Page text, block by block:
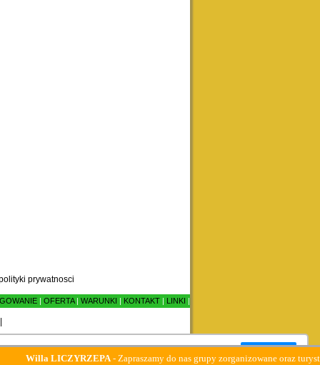
prywatnosci
| OFERTA| WARUNKI | KONTAKT | LINKI |
LICZYRZEPA- Zapraszamy do nas grupy zorganizowane oraz turystów